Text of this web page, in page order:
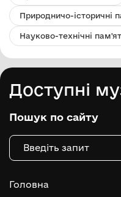
Природничо-історичні
Науково-технічні
Доступні
Пошук по сайту
Головна